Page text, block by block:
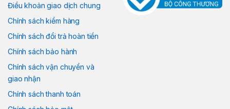
Điều khoản giao dịch chung
Chính sách kiểm hàng
Chính sách đổi trả hoàn tiền
Chính sách bảo hành
Chính sách vận chuyển và
giao nhận
Chính sách thanh toán